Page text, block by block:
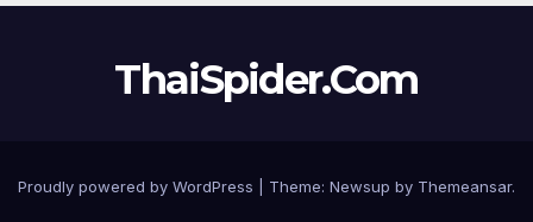
ThaiSpider.Com
Proudly powered by WordPress Theme: Newsup by Themeansar.